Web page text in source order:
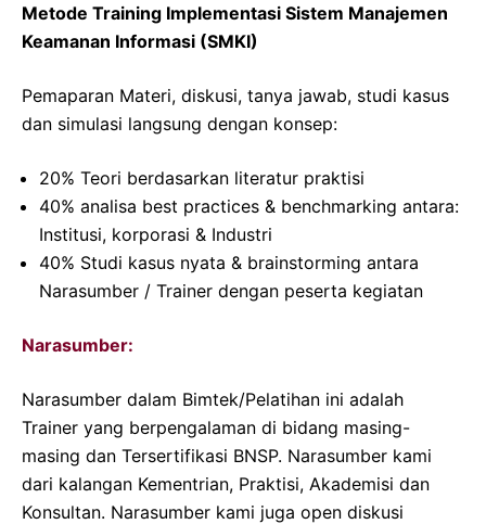
Metode Training Implementasi Sistem Manajemen
Keamanan Informasi (SMKI)
Pemaparan Materi, diskusi, tanya jawab, studi kasus
dan simulasi langsung dengan konsep:
20% Teori berdasarkan literatur praktisi
40% analisa best practices & benchmarking antara:
Institusi, korporasi & Industri
40% Studi kasus nyata & brainstorming antara
Narasumber / Trainer dengan peserta kegiatan
Narasumber:
Narasumber dalam Bimtek/Pelatihan ini adalah
Trainer yang berpengalaman di bidang masing-
masing dan Tersertifikasi BNSP. Narasumber kami
dari kalangan Kementrian, Praktisi, Akademisi dan
Konsultan. Narasumber kami juga open diskusi